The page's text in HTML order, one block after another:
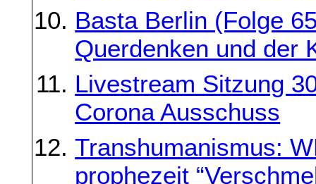
Basta Berlin (Folge
Querdenken und der
Livestream Sitzung
Corona Ausschuss
Transhumanismus:
prophezeit